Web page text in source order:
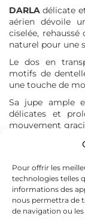
Pour offrir les
technologies telles
informations des
nous permettra de
de navigation ou
DARLA délicate
aérien dévoile
ciselée,
naturel pour une
Le dos en
motifs de
une touche de
Sa jupe ample
délicates et
mouvement
Nos
modifications
lors de votre